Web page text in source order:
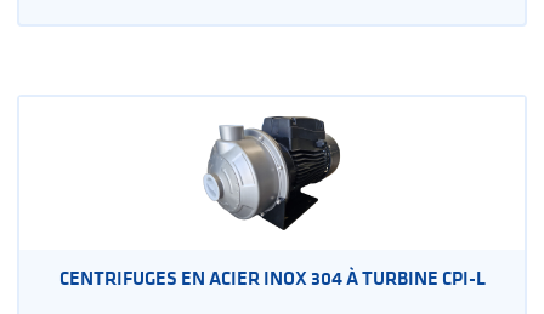
CENTRIFUGES EN ACIER INOX 304 À TURBINE CPI-L